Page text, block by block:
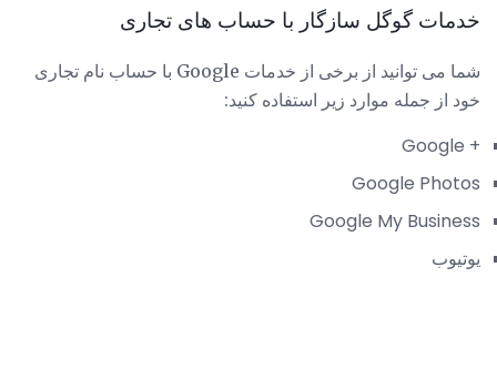
خدمات گوگل سازگار با حساب های تجاری
شما می توانید از برخی از خدمات Google با حساب نام تجاری
خود از جمله موارد زیر استفاده کنید:
+ Google
Google Photos
Google My Business
یوتیوب